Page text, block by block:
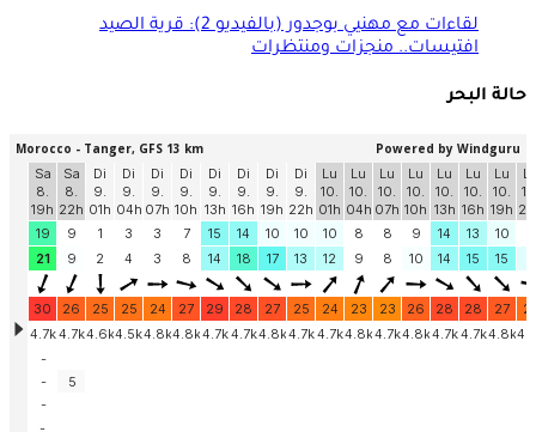
لقاءات مع مهنيي بوجدور (بالفيديو 2): قرية الصيد
افتيسات.. منجزات ومنتظرات
حالة البحر